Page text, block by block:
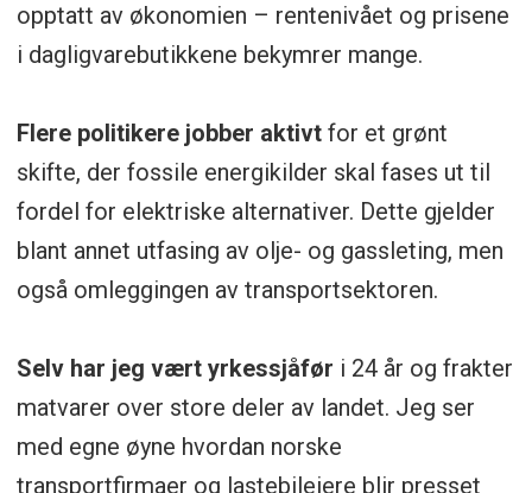
opptatt av økonomien – rentenivået og prisene
i dagligvarebutikkene bekymrer mange.
Flere politikere jobber aktivtfor et grønt
skifte, der fossile energikilder skal fases ut til
fordel for elektriske alternativer. Dette gjelder
blant annet utfasing av olje- og gassleting, men
også omleggingen av transportsektoren.
Selv har jeg vært yrkessjåfør i 24 år og frakter
matvarer over store deler av landet. Jeg ser
med egne øyne hvordan norske
transportfirmaer og lastebileiere blir presset